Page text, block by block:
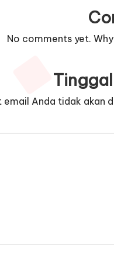
No comments yet.
Anda tidak akan